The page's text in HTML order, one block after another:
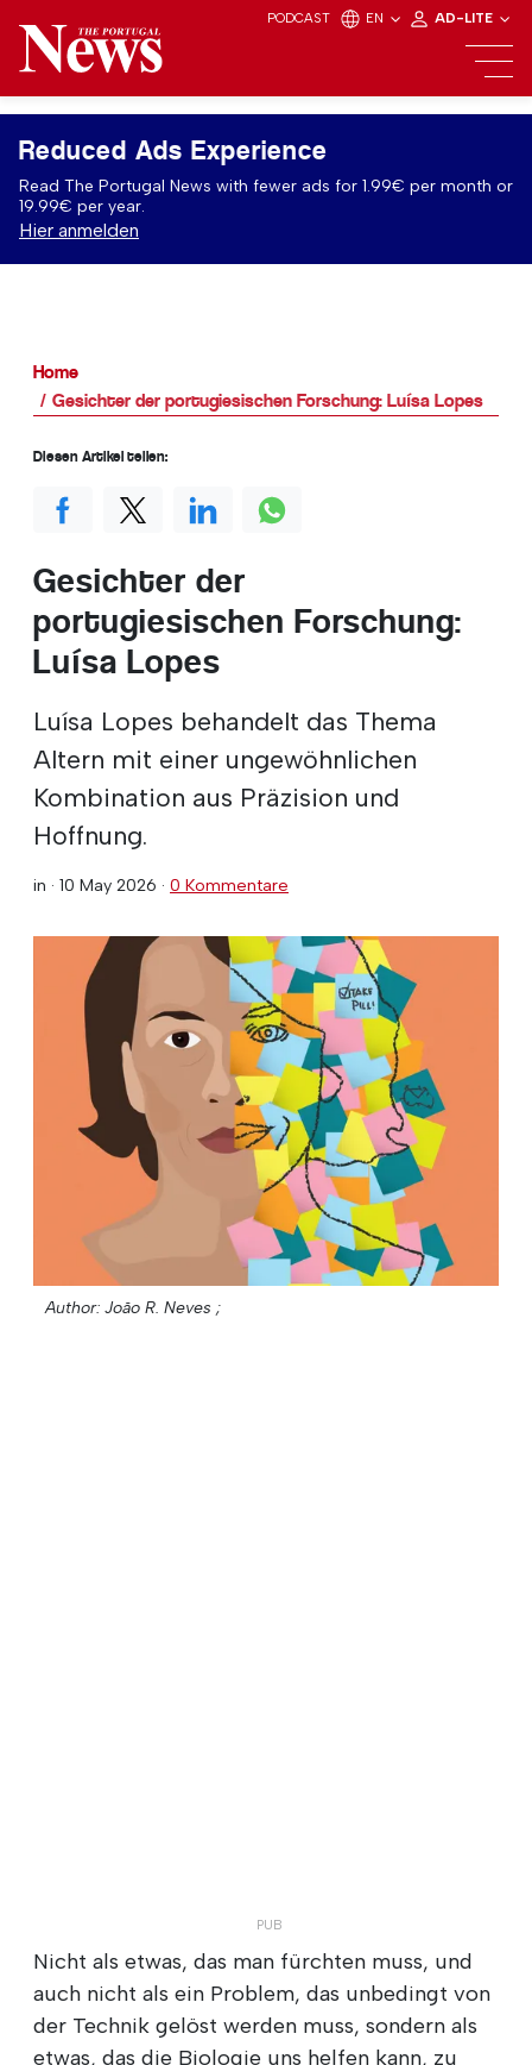
PODCAST EN AD-LITE
Reduced Ads Experience
Read The Portugal News with fewer ads for 1.99€ per month or
19.99€ per year.
Hier anmelden
Home
Gesichter der portugiesischen Forschung: Luísa Lopes
Gesichter der
portugiesischen Forschung:
Luísa Lopes
Luísa Lopes behandelt das Thema
Altern mit einer ungewöhnlichen
Kombination aus Präzision und
Hoffnung.
in · 10 May 2026 · 0 Kommentare
Author: João R. Neves ;
Nicht als etwas, das man fürchten muss, und
auch nicht als ein Problem, das unbedingt von
der Technik gelöst werden muss, sondern als
etwas, das die Biologie uns helfen kann, zu
Diesen Artikel teilen: